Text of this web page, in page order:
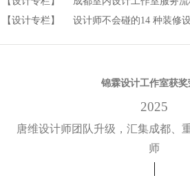
【设计专栏】
设计师不会碰的14 种装修
锦霖设计工作室获奖
2025
唐维设计师团队升级，汇集成都、
师